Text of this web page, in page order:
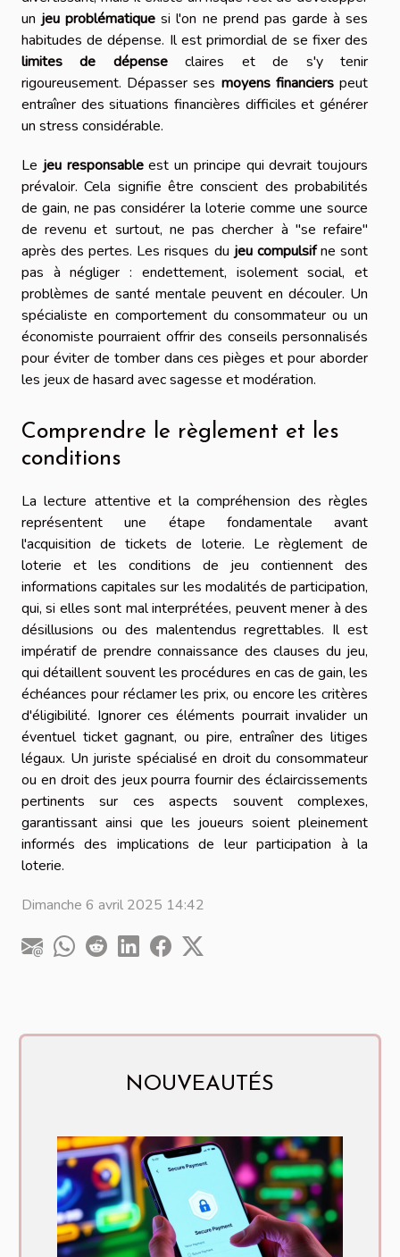
un jeu problématique si l'on ne prend pas garde à ses
habitudes de dépense. Il est primordial de se fixer des
limites de dépenseclaires et de s'y tenir
rigoureusement. Dépasser ses moyens financierspeut
entraîner des situations financières difficiles et générer
un stress considérable.
Le jeu responsableest un principe qui devrait toujours
prévaloir. Cela signifie être conscient des probabilités
de gain, ne pas considérer la loterie comme une source
de revenu et surtout, ne pas chercher à "se refaire"
après des pertes. Les risques du jeu compulsifne sont
pas à négliger : endettement, isolement social, et
problèmes de santé mentale peuvent en découler. Un
spécialiste en comportement du consommateur ou un
économiste pourraient offrir des conseils personnalisés
pour éviter de tomber dans ces pièges et pour aborder
les jeux de hasard avec sagesse et modération.
Comprendre le règlement et les
conditions
La lecture attentive et la compréhension des règles
représentent une étape fondamentale avant
l'acquisition de tickets de loterie. Le règlement de
loterie et les conditions de jeu contiennent des
informations capitales sur les modalités de participation,
qui, si elles sont mal interprétées, peuvent mener à des
désillusions ou des malentendus regrettables. Il est
impératif de prendre connaissance des clauses du jeu,
qui détaillent souvent les procédures en cas de gain, les
échéances pour réclamer les prix, ou encore les critères
d'éligibilité. Ignorer ces éléments pourrait invalider un
éventuel ticket gagnant, ou pire, entraîner des litiges
légaux. Un juriste spécialisé en droit du consommateur
ou en droit des jeux pourra fournir des éclaircissements
pertinents sur ces aspects souvent complexes,
garantissant ainsi que les joueurs soient pleinement
informés des implications de leur participation à la
loterie.
Dimanche 6 avril 2025 14:42
NOUVEAUTÉS